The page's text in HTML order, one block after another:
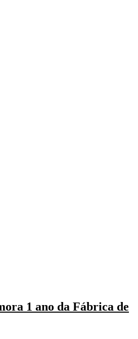
1 ano da Fábrica de